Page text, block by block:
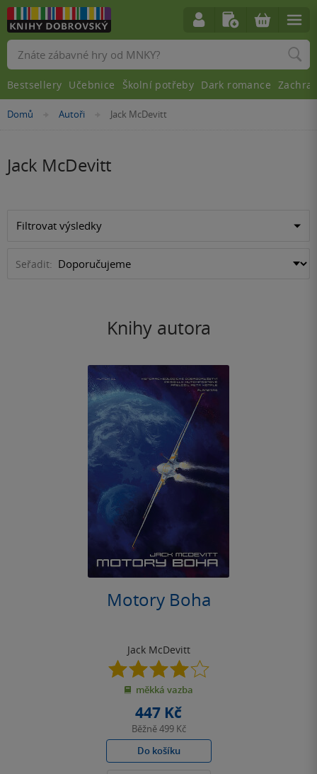
Nacházíte
Domů »Autoři »Jack McDevitt
Jack McDevitt
Filtrovat výsledky
Seřadit:
Knihy autora
Motory Boha
Jack McDevitt
4.0
z
5
měkká vazba
447 Kč
Běžně499 Kč
Do košíku
Vyhledávání
Bestsellery Učebnice Školní potřeby Dark romance